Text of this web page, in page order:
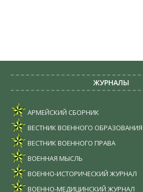
ЖУРНАЛЫ
АРМЕЙСКИЙ СБОРНИК
ВЕСТНИК ВОЕННОГО ОБРАЗОВАНИЯ
ВЕСТНИК ВОЕННОГО ПРАВА
ВОЕННАЯ МЫСЛЬ
ВОЕННО-ИСТОРИЧЕСКИЙ ЖУРНАЛ
ВОЕННО-МЕДИЦИНСКИЙ ЖУРНАЛ